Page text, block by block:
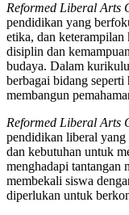
Reformed Liberal Arts
pendidikan yang
etika, dan
disiplin dan
budaya. Dalam
berbagai bidang
membangun
Reformed Liberal Arts
pendidikan liberal
dan kebutuhan untuk
menghadapi tantangan
membekali siswa
diperlukan untuk